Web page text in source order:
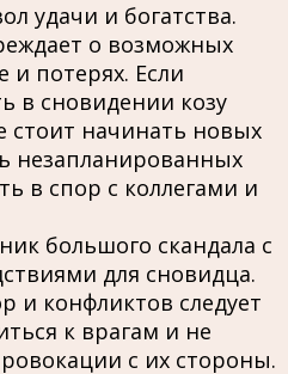
удачи и богатства.
о возможных
и потерях. Если
в сновидении козу
стоит начинать новых
незапланированных
в спор с коллегами и
большого скандала с
для сновидца.
и конфликтов следует
к врагам и не
с их стороны.